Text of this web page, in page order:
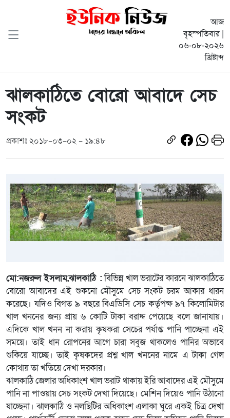
আজ
বৃহস্পতিবার |
০৬-০৮-২০২৬
খ্রিষ্টাব্দ
ঝালকাঠিতে বোরো আবাদে সেচ
সংকট
প্রকাশঃ ২০১৮-০৩-০২ - ১৯:৪৮
মো:নজরুল ইসলাম,ঝালকাঠি :বিভিন্ন খাল ভরাটের কারনে ঝালকাঠিতে
বোরো আবাদের এই শুকনো মৌসুমে সেচ সংকট চরম আকার ধারন
করেছে। যদিও বিগত ৯ বছরে বিএডিসি সেচ কর্তৃপক্ষ ৯৭ কিলোমিটার
খাল খননের জন্য প্রায় ৬ কোটি টাকা বরাদ্দ পেয়েছে বলে জানাযায়।
এদিকে খাল খনন না করায় কৃষকরা সেচের পর্যাপ্ত পানি পাচ্ছেনা এই
সময়ে। তাই ধান রোপনের আগে চারা সবুজ থাকলেও পানির অভাবে
শুকিয়ে যাচ্ছে। তাই কৃষকদের প্রশ্ন খাল খননের নামে এ টাকা গেল
কোথায় তা খতিয়ে দেখা দরকার।
ঝালকাঠি জেলার অধিকাংশ খাল ভরাট থাকায় ইরি আবাদের এই মৌসুমে
পানি না পাওয়ায় সেচ সংকট দেখা দিয়েছে। মেশিন দিয়েও পানি উঠানো
যাচ্ছেনা। ঝালকাঠি ও নলছিটির অধিকাংশ এলাকা ঘুরে একই চিত্র দেখা